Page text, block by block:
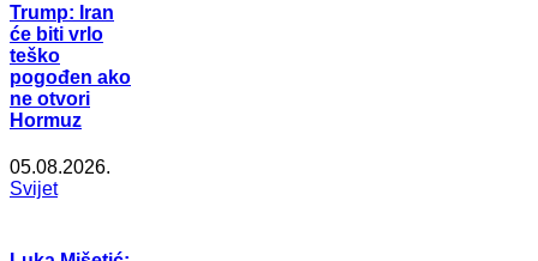
Trump: Iran
će biti vrlo
teško
pogođen ako
ne otvori
Hormuz
05.08.2026.
Svijet